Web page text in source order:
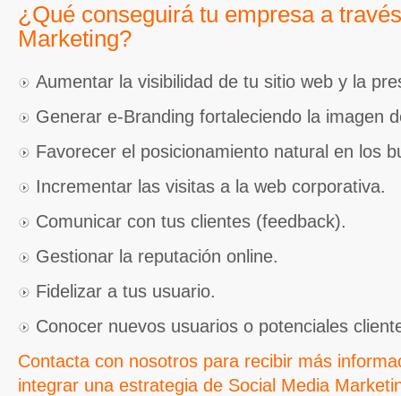
¿Qué conseguirá tu empresa a
Marketing?
Aumentar la visibilidad de tu sitio web y la
Generar e-Branding fortaleciendo la imagen
Favorecer el posicionamiento natural en los
Incrementar las visitas a la web corporativa.
Comunicar con tus clientes (feedback).
Gestionar la reputación online.
Fidelizar a tus usuario.
Conocer nuevos usuarios o potenciales
Contacta con nosotros para recibir más
integrar una estrategia de Social Media